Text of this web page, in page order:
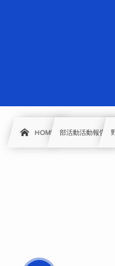
HOME 部活動活動報告